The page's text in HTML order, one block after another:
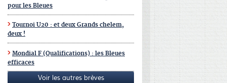
pour les Bleues
Tournoi U20 : et deux Grands chelem,
deux !
Mondial F (Qualifications) : les Bleues
efficaces
Voir les autres brèves